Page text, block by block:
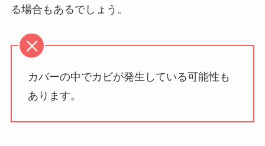
る場合もあるでしょう。
カバーの中でカビが発生している可能性も
あります。